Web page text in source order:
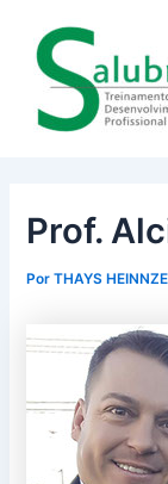
Prof.
PorTHAYS
navigation